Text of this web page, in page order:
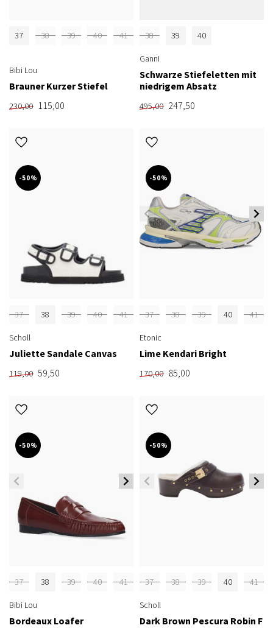
37 38 39 40 41
Bibi Lou
Brauner Kurzer Stiefel
230,00 115,00
38 39 40
Ganni
Schwarze Stiefeletten mit
niedrigem Absatz
495,00 247,50
-50%
37 38 39 40 41
Scholl
Juliette Sandale Canvas
119,00 59,50
-50%
37 38 39 40 41
Etonic
Lime Kendari Bright
170,00 85,00
-50%
37 38 39 40 41
Bibi Lou
Bordeaux Loafer
-50%
37 38 39 40 41
Scholl
Dark Brown Pescura Robin F